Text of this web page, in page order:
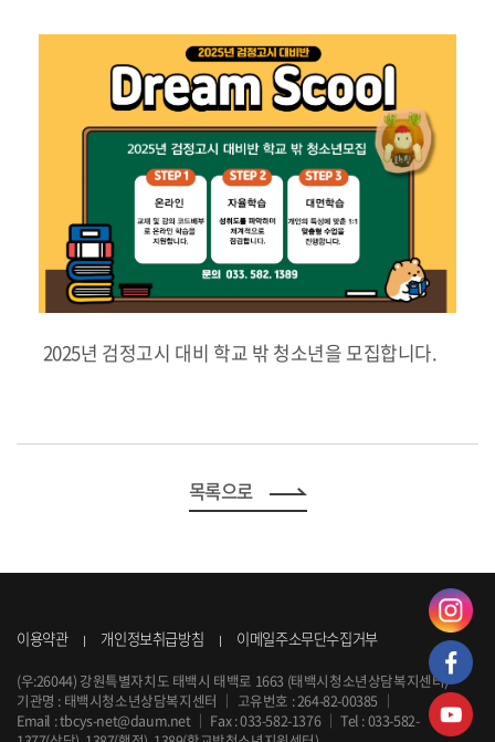
2025년 검정고시 대비 학교 밖 청소년을 모집합니다.
목록으로
이용약관 개인정보취급방침
이메일주소무단수집거부
(우:26044) 강원특별자치도 태백시 태백로 1663 (태백시청소년상담복지센터)
기관명 : 태백시청소년상담복지센터 ｜ 고유번호 : 264-82-00385 ｜
Email :tbcys-net@daum.net ｜ Fax : 033-582-1376｜Tel :033-582-